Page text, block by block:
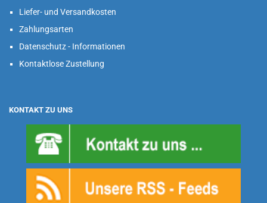
Liefer- und Versandkosten
Zahlungsarten
Datenschutz - Informationen
Kontaktlose Zustellung
KONTAKT ZU UNS